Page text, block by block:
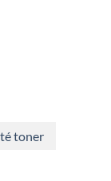
toner